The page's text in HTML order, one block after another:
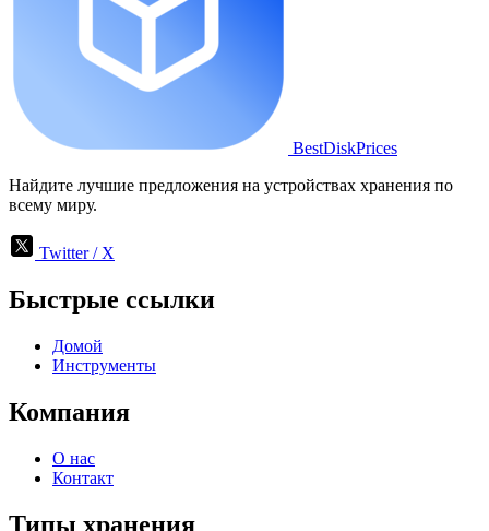
BestDiskPrices
Найдите лучшие предложения на устройствах хранения по
всему миру.
Twitter / X
Быстрые ссылки
Домой
Инструменты
Компания
О нас
Контакт
Типы хранения